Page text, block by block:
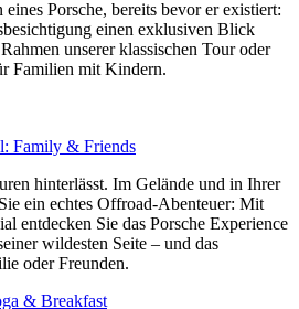
Porsche, bereits bevor er existiert:
einen exklusiven Blick
unserer klassischen Tour oder
Familien mit Kindern.
Family & Friends
hinterlässt. Im Gelände und in Ihrer
ein echtes Offroad-Abenteuer: Mit
entdecken Sie das Porsche Experience
wildesten Seite – und das
oder Freunden.
& Breakfast